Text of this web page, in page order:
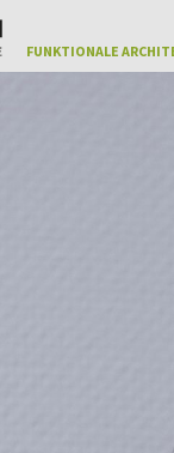
FUNKTIONALE